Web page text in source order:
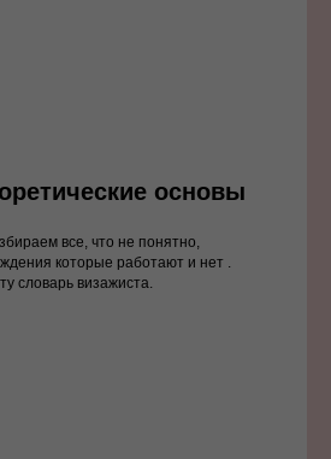
основы
все, что не понятно,
ния которые работают и нет .
словарь визажиста.